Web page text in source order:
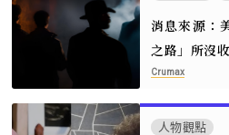
消息來源：
之路」所沒
Crumax
人物觀點